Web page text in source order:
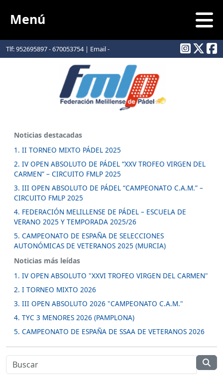
Tlf: 952695897 - 670053754 | Email -
info@padelmelilla.com
Menú
Noticias destacadas
1. II TORNEO MIXTO PÁDEL 2025
2. IV OPEN ABSOLUTO DE PÁDEL “XXV TROFEO VIRGEN DEL
CARMEN” – CIRCUITO FMLP 2025
3. III OPEN ABSOLUTO DE PÁDEL “CAMPEONATO C.A.M.” –
CIRCUITO FMLP 2025
4. FEDERACIÓN MELILLENSE DE PÁDEL – ESCUELA DE
VERANO 2025 Y TEMPORADA 2025/26
5. CAMPEONATO DE ESPAÑA DE SELECCIONES
AUTONÓMICAS DE VETERANOS 2025 (MURCIA)
Noticias más leídas
1. IV OPEN ABSOLUTO "XXVI TROFEO VIRGEN DEL CARMEN"
2. I TORNEO MIXTO 2026
3. III OPEN ABSOLUTO 2026 "CAMPEONATO C.A.M."
4. TYC 3 MENORES 2026 (PAMPLONA)
5. CAMPEONATO DE ESPAÑA DE SSAA DE VETERANOS 2026